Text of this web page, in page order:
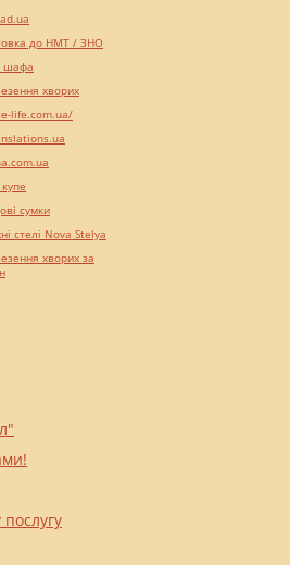
до НМТ / ЗНО
шафа
хворих
life.com.ua/
сумки
стелі Nova Stelya
хворих за